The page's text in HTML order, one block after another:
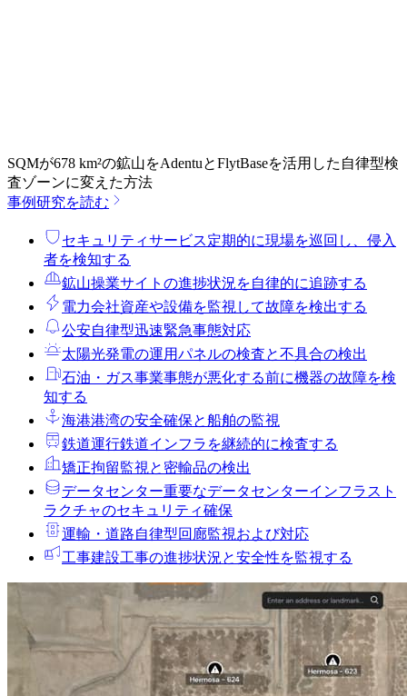
SQMが678 km²の鉱山をAdentuとFlytBaseを活用した自律型検
査ゾーンに変えた方法
事例研究を読む
セキュリティサービス定期的に現場を巡回し、侵入
者を検知する
鉱山操業サイトの進捗状況を自律的に追跡する
電力会社資産や設備を監視して故障を検出する
公安自律型迅速緊急事態対応
太陽光発電の運用パネルの検査と不具合の検出
石油・ガス事業事態が悪化する前に機器の故障を検
知する
海港港湾の安全確保と船舶の監視
鉄道運行鉄道インフラを継続的に検査する
矯正拘留監視と密輸品の検出
データセンター重要なデータセンターインフラスト
ラクチャのセキュリティ確保
運輸・道路自律型回廊監視および対応
工事建設工事の進捗状況と安全性を監視する